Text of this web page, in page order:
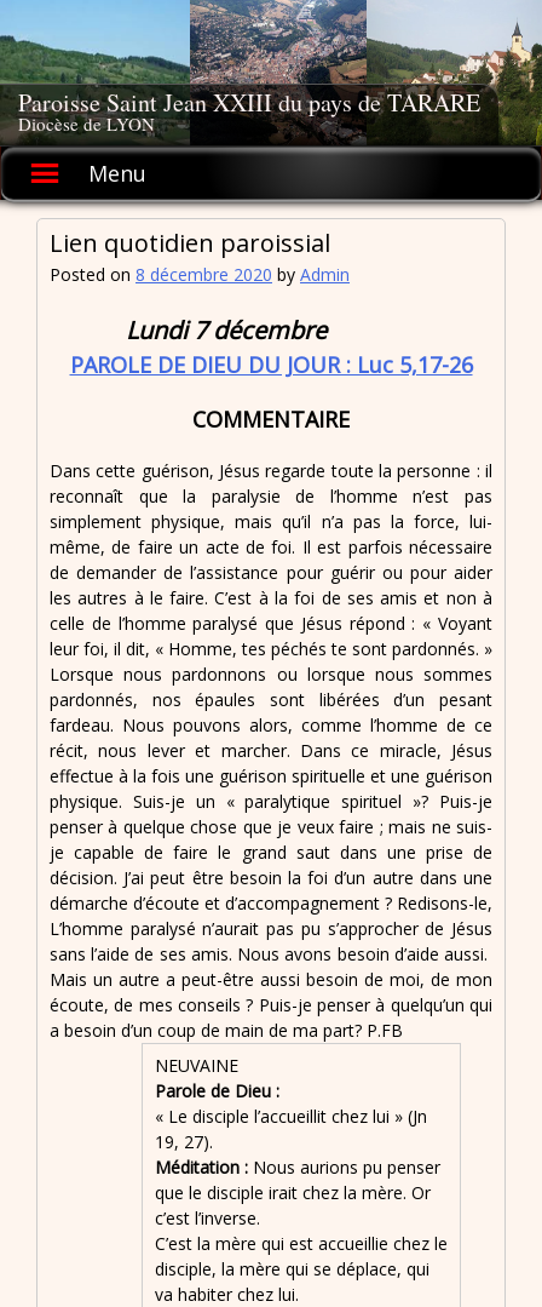
to
content
Paroisse Saint Jean XXIII du pays de TARARE
Diocèse de LYON
Menu
Lien quotidien paroissial
Posted on 8 décembre 2020 by Admin
Lundi 7 décembre
PAROLE DE DIEU DU JOUR : Luc 5,17-26
COMMENTAIRE
Dans cette guérison, Jésus regarde toute la personne : il
reconnaît que la paralysie de l’homme n’est pas
simplement physique, mais qu’il n’a pas la force, lui-
même, de faire un acte de foi. Il est parfois nécessaire
de demander de l’assistance pour guérir ou pour aider
les autres à le faire. C’est à la foi de ses amis et non à
celle de l’homme paralysé que Jésus répond : « Voyant
leur foi, il dit, « Homme, tes péchés te sont pardonnés. »
Lorsque nous pardonnons ou lorsque nous sommes
pardonnés, nos épaules sont libérées d’un pesant
fardeau. Nous pouvons alors, comme l’homme de ce
récit, nous lever et marcher. Dans ce miracle, Jésus
effectue à la fois une guérison spirituelle et une guérison
physique. Suis-je un « paralytique spirituel »? Puis-je
penser à quelque chose que je veux faire ; mais ne suis-
je capable de faire le grand saut dans une prise de
décision. J’ai peut être besoin la foi d’un autre dans une
démarche d’écoute et d’accompagnement ? Redisons-le,
L’homme paralysé n’aurait pas pu s’approcher de Jésus
sans l’aide de ses amis. Nous avons besoin d’aide aussi.
Mais un autre a peut-être aussi besoin de moi, de mon
écoute, de mes conseils ? Puis-je penser à quelqu’un qui
a besoin d’un coup de main de ma part? P.FB
NEUVAINE
Parole de Dieu :
« Le disciple l’accueillit chez lui » (Jn
19, 27).
Méditation : Nous aurions pu penser
que le disciple irait chez la mère. Or
c’est l’inverse.
C’est la mère qui est accueillie chez le
disciple, la mère qui se déplace, qui
va habiter chez lui.